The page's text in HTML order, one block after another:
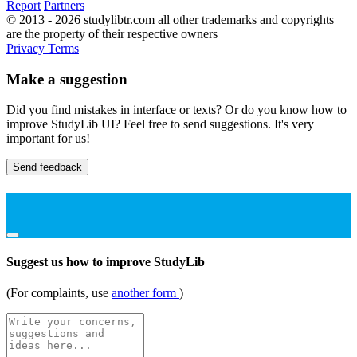
Report Partners
© 2013 - 2026 studylibtr.com all other trademarks and copyrights
are the property of their respective owners
Privacy Terms
Make a suggestion
Did you find mistakes in interface or texts? Or do you know how to
improve StudyLib UI? Feel free to send suggestions. It's very
important for us!
Send feedback
Suggest us how to improve StudyLib
(For complaints, use another form )